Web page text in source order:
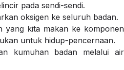
pada sendi-sendi.
oksigen ke seluruh badan.
yang kita makan ke komponen
untuk hidup-pencernaan.
kumuhan badan melalui air